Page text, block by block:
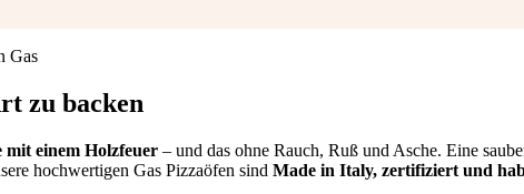
Gas
zu backen
mit einem Holzfeuer – und das ohne Rauch, Ruß und Asche. Eine
hochwertigen Gas Pizzaöfen sind Made in Italy, zertifiziert und